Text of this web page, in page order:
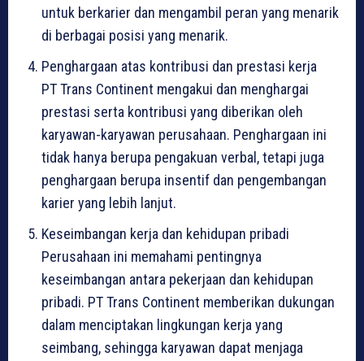
untuk berkarier dan mengambil peran yang menarik
di berbagai posisi yang menarik.
Penghargaan atas kontribusi dan prestasi kerja
PT Trans Continent mengakui dan menghargai
prestasi serta kontribusi yang diberikan oleh
karyawan-karyawan perusahaan. Penghargaan ini
tidak hanya berupa pengakuan verbal, tetapi juga
penghargaan berupa insentif dan pengembangan
karier yang lebih lanjut.
Keseimbangan kerja dan kehidupan pribadi
Perusahaan ini memahami pentingnya
keseimbangan antara pekerjaan dan kehidupan
pribadi. PT Trans Continent memberikan dukungan
dalam menciptakan lingkungan kerja yang
seimbang, sehingga karyawan dapat menjaga